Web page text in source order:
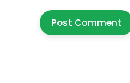
Post Comment